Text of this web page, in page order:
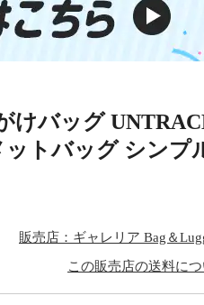
けバッグ
トバッグ シンプ
販売店：ギャレリア Bag＆
この販売店の送料につ